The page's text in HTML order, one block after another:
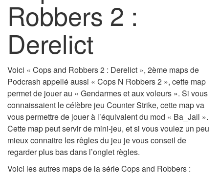
Robbers 2 :
Derelict
Voici « Cops and Robbers 2 : Derelict », 2ème maps de
Podcrash appellé aussi « Cops N Robbers 2 », cette map
permet de jouer au « Gendarmes et aux voleurs ». Si vous
connaissaient le célèbre jeu Counter Strike, cette map va
vous permettre de jouer à l’équivalent du mod « Ba_Jail ».
Cette map peut servir de mini-jeu, et si vous voulez un peu
mieux connaitre les rêgles du jeu je vous conseil de
regarder plus bas dans l’onglet règles.
Voici les autres maps de la série Cops and Robbers :